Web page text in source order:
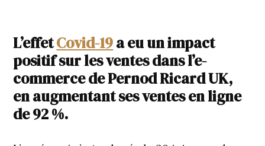
L’effetCovid-19a eu un impact
positif sur les ventes dans l’e-
commerce de Pernod Ricard UK,
en augmentant ses ventes en ligne
de 92 %.